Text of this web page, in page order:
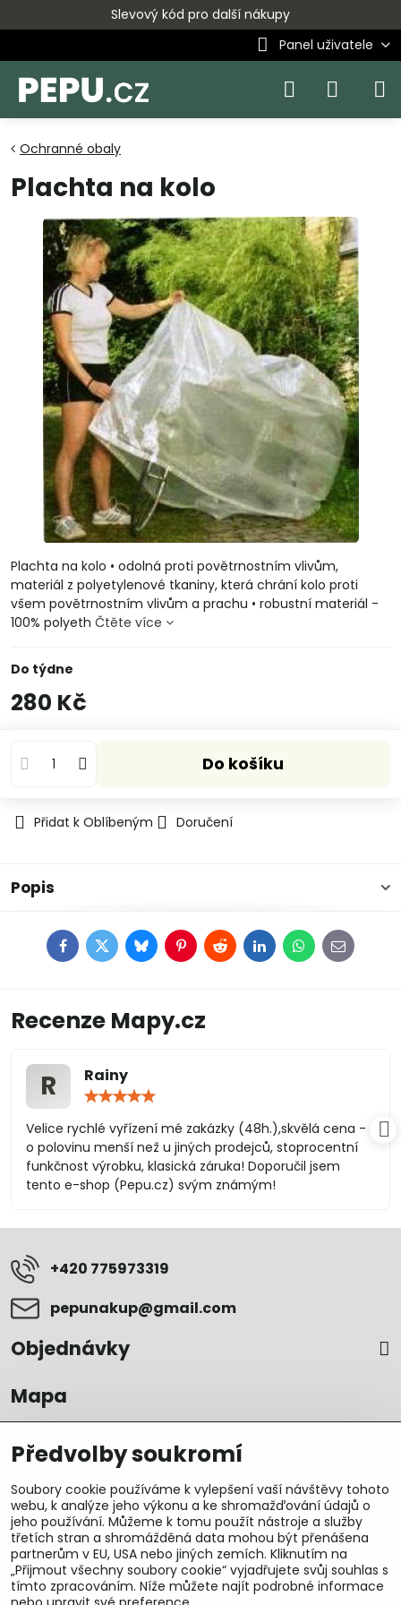
Slevový kód pro další nákupy
Panel uživatele
Ochranné obaly
Plachta na kolo
Plachta na kolo • odolná proti povětrnostním vlivům,
materiál z polyetylenové tkaniny, která chrání kolo proti
všem povětrnostním vlivům a prachu • robustní materiál -
100% polyeth Čtěte více
Do týdne
280 Kč
Do košíku
Přidat k Oblíbeným Doručení
Popis
FacebookTwitterBlueskyPinterestRedditLinkedInWhatsApp
E-
mail
Recenze Mapy.cz
R Rainy
/
5
Velice rychlé vyřízení mé zakázky (48h.),skvělá cena -
o polovinu menší než u jiných prodejců, stoprocentní
funkčnost výrobku, klasická záruka! Doporučil jsem
tento e-shop (Pepu.cz) svým známým!
+420 775973319
pepunakup​@gmail​.com
Objednávky
Mapa
Předvolby soukromí
Soubory cookie používáme k vylepšení vaší návštěvy tohoto
webu, k analýze jeho výkonu a ke shromažďování údajů o
jeho používání. Můžeme k tomu použít nástroje a služby
třetích stran a shromážděná data mohou být přenášena
partnerům v EU, USA nebo jiných zemích. Kliknutím na
„Přijmout všechny soubory cookie“ vyjadřujete svůj souhlas s
tímto zpracováním. Níže můžete najít podrobné informace